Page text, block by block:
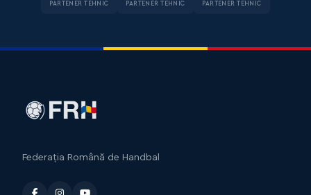
PARTENER TEHNIC PARTENER TEHNIC PARTENER TEHNIC
Federația Română de Handbal